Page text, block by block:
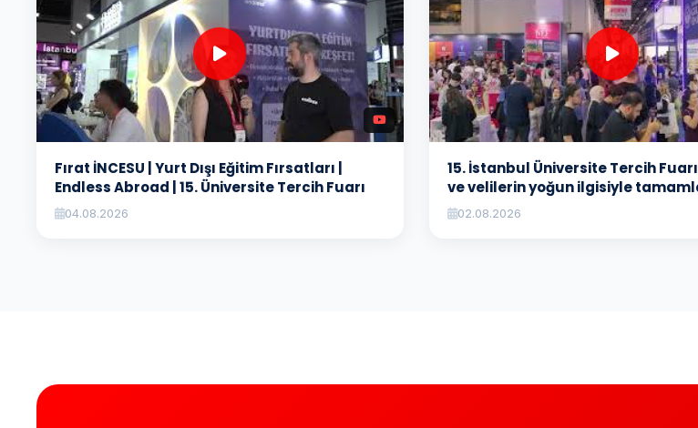
Fırat İNCESU | Yurt Dışı Eğitim Fırsatları |
Endless Abroad | 15. Üniversite Tercih Fuarı
04.08.2026
15. İstanbul Üniversite Tercih
ve velilerin yoğun ilgisiyle
02.08.2026